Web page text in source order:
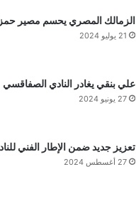
الزمالك المصري يحسم مصير
21 يوليو 2024
علي بنقي يغادر النادي الصفاقسي
27 يونيو 2024
تعزيز جديد ضمن الإطار الفني
27 أغسطس 2024